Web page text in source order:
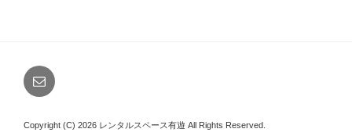
メ
ー
Copyright (C) 2026 レンタルスペース有遊 All Rights Reserved.